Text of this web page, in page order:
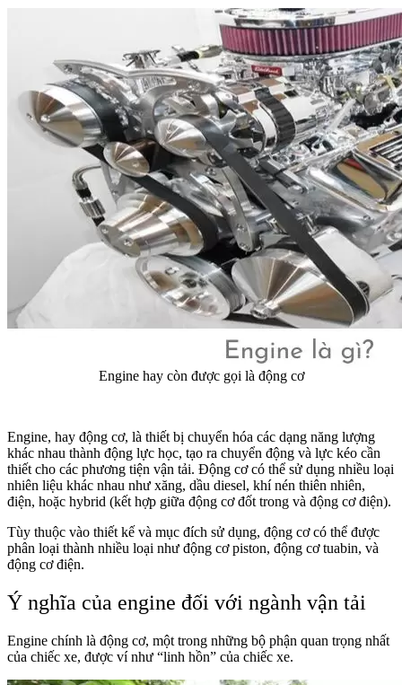
Engine hay còn được gọi là động cơ
Engine, hay động cơ, là thiết bị chuyển hóa các dạng năng lượng
khác nhau thành động lực học, tạo ra chuyển động và lực kéo cần
thiết cho các phương tiện vận tải. Động cơ có thể sử dụng nhiều loại
nhiên liệu khác nhau như xăng, dầu diesel, khí nén thiên nhiên,
điện, hoặc hybrid (kết hợp giữa động cơ đốt trong và động cơ điện).
Tùy thuộc vào thiết kế và mục đích sử dụng, động cơ có thể được
phân loại thành nhiều loại như động cơ piston, động cơ tuabin, và
động cơ điện.
Ý nghĩa của engine đối với ngành vận tải
Engine chính là động cơ, một trong những bộ phận quan trọng nhất
của chiếc xe, được ví như “linh hồn” của chiếc xe.